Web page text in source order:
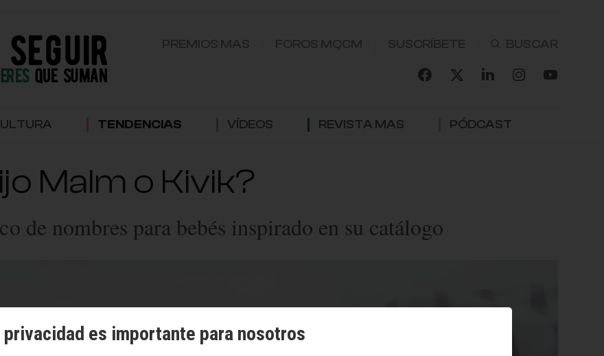
TENDENCIAS VÍDEOS REVISTA MAS PÓDCAST
Malm o Kivik?
de nombres para bebés inspirado en su catálogo
privacidad es importante para nosotros